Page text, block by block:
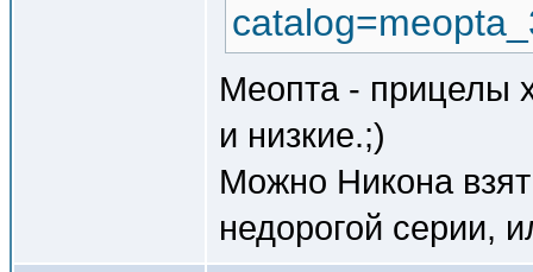
Меопта - прицелы
и низкие.;)
Можно Никона
недорогой серии,